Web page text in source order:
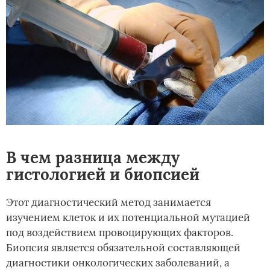
В чем разница между
гистологией и биопсией
Этот диагностический метод занимается
изучением клеток и их потенциальной мутацией
под воздействием провоцирующих факторов.
Биопсия является обязательной составляющей
диагностики онкологических заболеваний, а